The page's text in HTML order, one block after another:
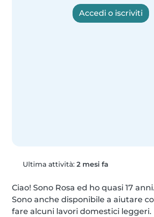
Accedi o iscriviti
Ultima attività: 2 mesi fa
Ciao! Sono Rosa ed ho quasi 17 anni.
Sono anche disponibile a aiutare
fare alcuni lavori domestici leggeri.